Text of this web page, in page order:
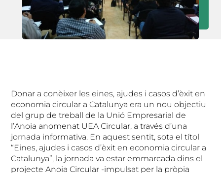
Donar a conèixer les eines, ajudes i casos d’èxit en
economia circular a Catalunya era un nou objectiu
del grup de treball de la Unió Empresarial de
l’Anoia anomenat UEA Circular, a través d’una
jornada informativa. En aquest sentit, sota el títol
“Eines, ajudes i casos d’èxit en economia circular a
Catalunya”, la jornada va estar emmarcada dins el
projecte Anoia Circular -impulsat per la pròpia